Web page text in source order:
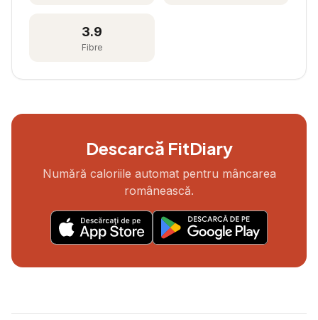
3.9
Fibre
Descarcă FitDiary
Numără caloriile automat pentru mâncarea
românească.